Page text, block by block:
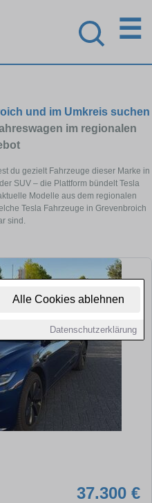
Alle Cookies ablehnen
Datenschutzerklärung
☰
und im Umkreis suchen
im regionalen
du gezielt Fahrzeuge dieser Marke in
SUV – die Plattform bündelt Tesla
Modelle aus dem regionalen
Tesla Fahrzeuge in Grevenbroich
sind.
37.300 €